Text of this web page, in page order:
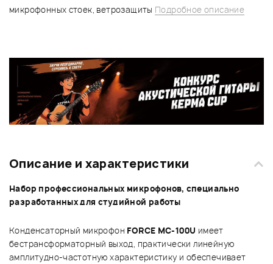
микрофонных стоек, ветрозащиты Подробное описание
Описание и характеристики
Набор профессиональных микрофонов, специально
разработанных для студийной работы
Конденсаторный микрофон FORCE MC-100U имеет
бестрансформаторный выход, практически линейную
амплитудно-частотную характеристику и обеспечивает